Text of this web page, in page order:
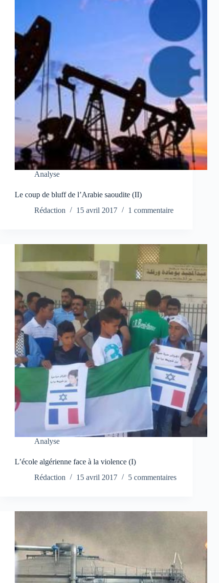
Analyse
Le coup de bluff de l’Arabie saoudite (II)
Rédaction
15 avril 2017 1 commentaire
Analyse
L’école algérienne face à la violence (I)
Rédaction
15 avril 2017 5 commentaires